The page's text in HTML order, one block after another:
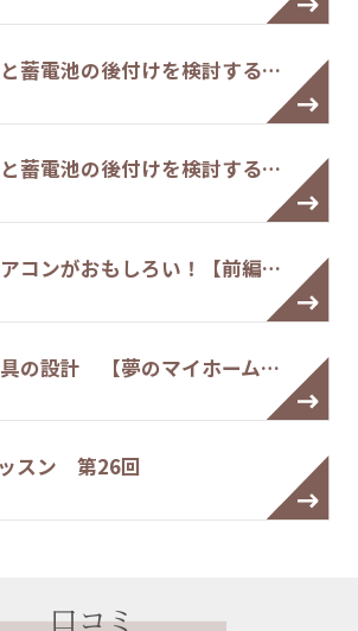
蓄電池の後付けを検討する…
蓄電池の後付けを検討する…
コンがおもしろい！【前編…
の設計 【夢のマイホーム…
スン 第26回
口コミ